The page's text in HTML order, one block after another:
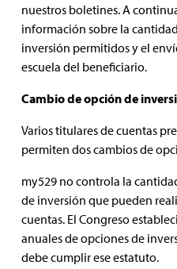
nuestros boletines. A
información sobre la
inversión permitidos y el
escuela del beneficiario.
Cambio de opción de
Varios titulares de cuentas
permiten dos cambios de
my529 no controla la
de inversión que pueden
cuentas. El Congreso
anuales de opciones de
debe cumplir ese estatuto.